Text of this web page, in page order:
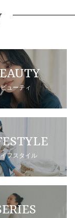
ビューティ
フスタイル